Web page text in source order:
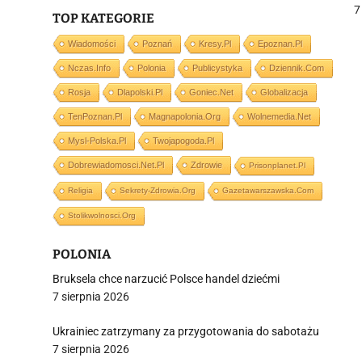
TOP KATEGORIE
Wiadomości Poznań Kresy.pl Epoznan.pl
Nczas.info Polonia Publicystyka Dziennik.com
Rosja Dlapolski.pl Goniec.net Globalizacja
TenPoznan.pl Magnapolonia.org Wolnemedia.net
Mysl-Polska.pl Twojapogoda.pl
Dobrewiadomosci.net.pl Zdrowie Prisonplanet.pl
Religia Sekrety-Zdrowia.org Gazetawarszawska.com
Stolikwolnosci.org
POLONIA
Bruksela chce narzucić Polsce handel dziećmi
7 sierpnia 2026
Ukrainiec zatrzymany za przygotowania do sabotażu
7 sierpnia 2026